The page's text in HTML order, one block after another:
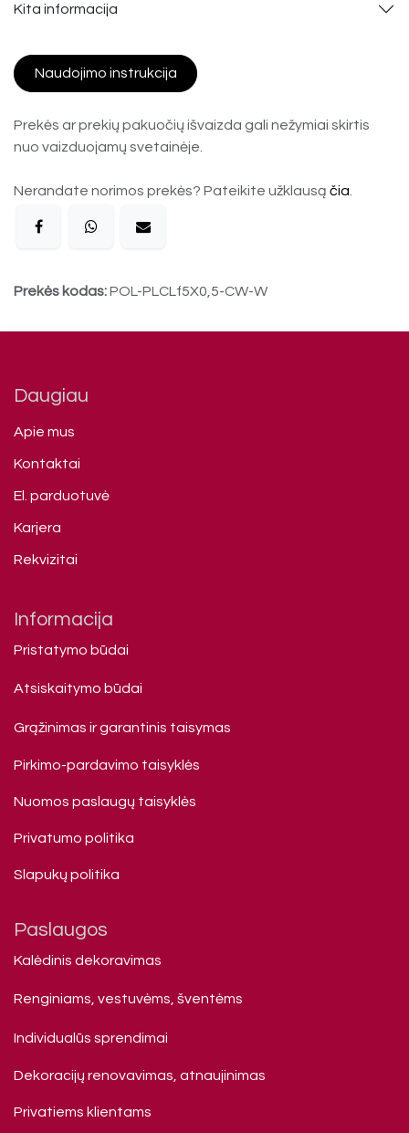
Kita informacija
Naudojimo instrukcija
Prekės ar prekių pakuočių išvaizda gali nežymiai skirtis
nuo vaizduojamų svetainėje.
Nerandate norimos prekės? Pateikite užklausą čia
Prekės kodas:POL-PLCLf5X0,5-CW-W
Daugiau
Apie mus
Kontaktai
El. parduotuvė
Karjera
Rekvizitai
Informacija
Pristatymo būdai
Atsiskaitymo būdai
Grąžinimas ir garantinis taisymas
Pirkimo-pardavimo taisyklės
Nuomos paslaugų taisyklės
Privatumo politika
Slapukų politika
Paslaugos
Kalėdinis dekoravimas
Renginiams, vestuvėms, šventėms
Individualūs sprendimai
Dekoracijų renovavimas, atnaujinimas
Privatiems klienta​ms